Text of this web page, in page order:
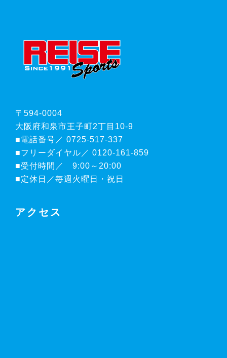
FOOTER
〒594-0004
大阪府和泉市王子町2丁目10-9
■電話番号／ 0725-517-337
■フリーダイヤル／ 0120-161-859
■受付時間／ 9:00～20:00
■定休日／毎週火曜日・祝日
アクセス